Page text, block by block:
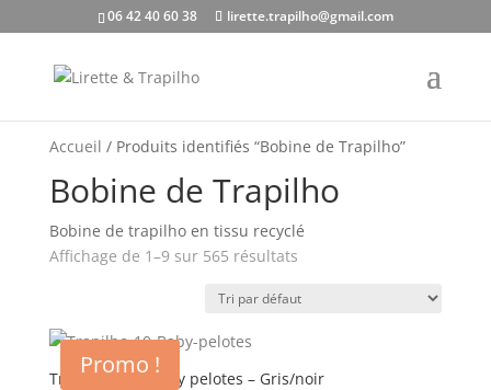
06 42 40 60 38 lirette.trapilho@gmail.com
Accueil / Produits identifiés “Bobine de Trapilho”
Bobine de Trapilho
Bobine de trapilho en tissu recyclé
Affichage de 1–9 sur 565 résultats
Promo !
Trapilho – 10 Baby pelotes – Gris/noir